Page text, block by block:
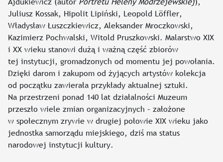
Juliusz Kossak, Hipolit Lipiński, Leopold Löffler,
Władysław Łuszczkiewicz, Aleksander Mroczkowski,
Kazimierz Pochwalski, Witold Pruszkowski. Malarstwo XIX
i XX wieku stanowi dużą i ważną część zbiorów
tej instytucji, gromadzonych od momentu jej powołania.
Dzięki darom i zakupom od żyjących artystów kolekcja
od początku zawierała przykłady aktualnej sztuki.
Na przestrzeni ponad 140 lat działalności Muzeum
przeszło wiele zmian organizacyjnych – założone
w społecznym zrywie w drugiej połowie XIX wieku jako
jednostka samorządu miejskiego, dziś ma status
narodowej instytucji kultury.